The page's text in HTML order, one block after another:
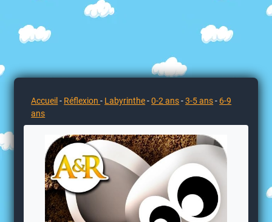
Accueil - Réflexion- Labyrinthe-0-2 ans-3-5 ans- 6-9
ans